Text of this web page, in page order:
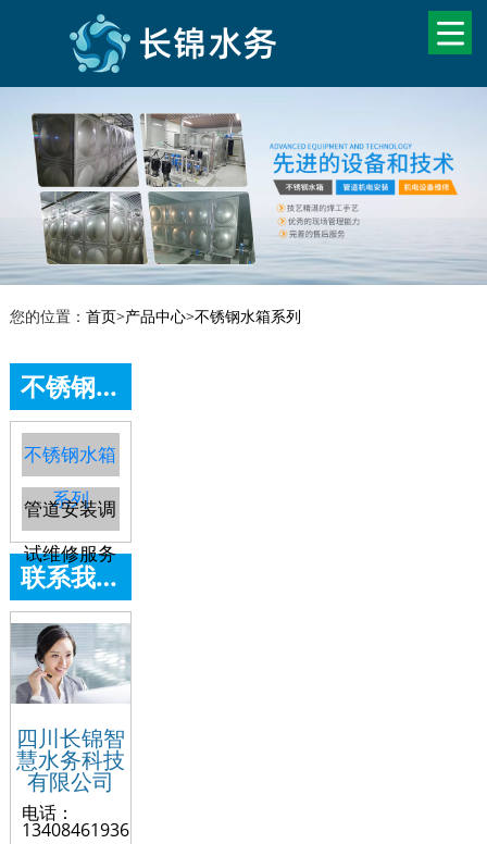
您的位置： 首页>产品中心>不锈钢水箱系列
不锈钢水箱系列
不锈钢水箱
系列
管道安装调
试维修服务
联系我们
四川长锦智
慧水务科技
有限公司
电话：
13408461936